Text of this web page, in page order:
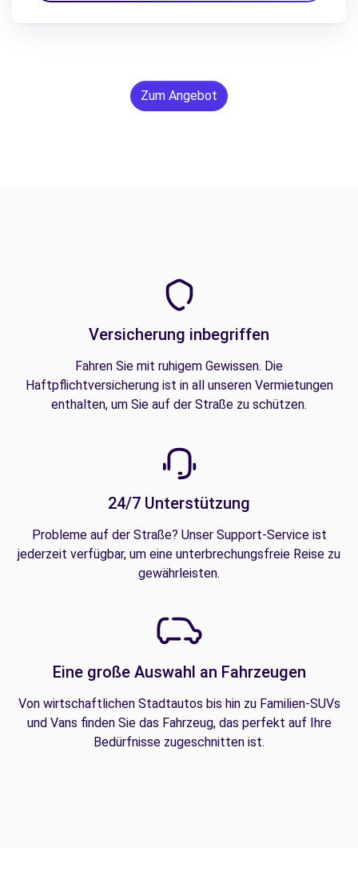
Zum Angebot
Versicherung inbegriffen
Fahren Sie mit ruhigem Gewissen. Die
Haftpflichtversicherung ist in all unseren Vermietungen
enthalten, um Sie auf der Straße zu schützen.
24/7 Unterstützung
Probleme auf der Straße? Unser Support-Service ist
jederzeit verfügbar, um eine unterbrechungsfreie Reise zu
gewährleisten.
Eine große Auswahl an Fahrzeugen
Von wirtschaftlichen Stadtautos bis hin zu Familien-SUVs
und Vans finden Sie das Fahrzeug, das perfekt auf Ihre
Bedürfnisse zugeschnitten ist.